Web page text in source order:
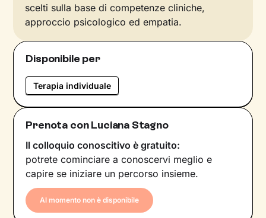
scelti sulla base di competenze cliniche,
approccio psicologico ed empatia.
Disponibile per
Terapia individuale
Prenota con Luciana Stagno
Il colloquio conoscitivo è gratuito:
potrete cominciare a conoscervi meglio e
capire se iniziare un percorso insieme.
Al momento non è disponibile